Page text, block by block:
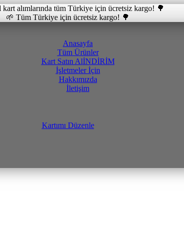
alımlarında tüm Türkiye için ücretsiz kargo! 🌳
🌱 Tüm Türkiye için ücretsiz kargo! 🌳
Anasayfa
Tüm Ürünler
Kart Satın AlİNDİRİM
İşletmeler İçin
Hakkımızda
İletişim
Kartımı Düzenle